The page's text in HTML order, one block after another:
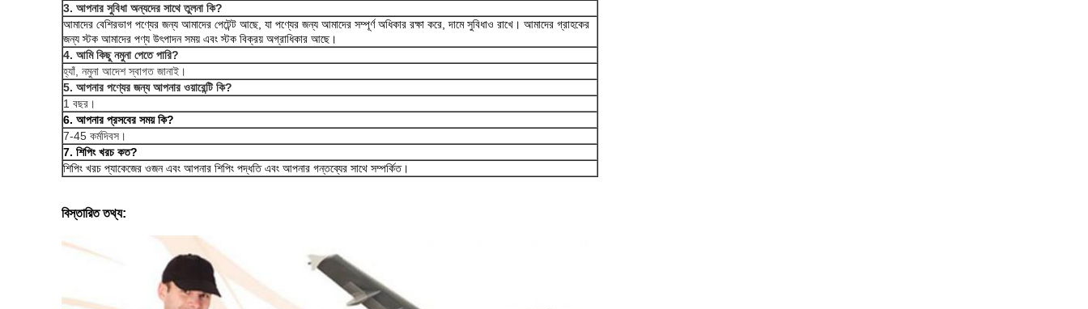
3. আপনার সুবিধা অন্যদের সাথে তুলনা কি?
আমাদের বেশিরভাগ পণ্যের জন্য আমাদের পেটেন্ট আছে, যা পণ্যের জন্য আমাদের সম্পূর্ণ অধিকার রক্ষা করে, দামে সুবিধাও রাখে। আমাদের গ্রাহকের
জন্য স্টক আমাদের পণ্য উৎপাদন সময় এবং স্টক বিক্রয় অগ্রাধিকার আছে।
4. আমি কিছু নমুনা পেতে পারি?
হ্যাঁ, নমুনা আদেশ স্বাগত জানাই।
5. আপনার পণ্যের জন্য আপনার ওয়ারেন্টি কি?
1 বছর।
6. আপনার প্রসবের সময় কি?
7-45 কর্মদিবস।
7. শিপিং খরচ কত?
শিপিং খরচ প্যাকেজের ওজন এবং আপনার শিপিং পদ্ধতি এবং আপনার গন্তব্যের সাথে সম্পর্কিত।
বিস্তারিত তথ্য: